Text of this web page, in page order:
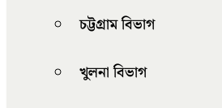
চট্টগ্রাম বিভাগ
খুলনা বিভাগ